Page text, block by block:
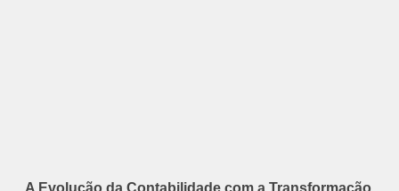
A Evolução da Contabilidade com a Transformação